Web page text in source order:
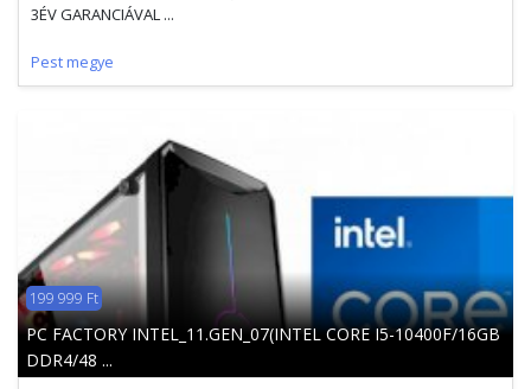
3ÉV GARANCIÁVAL ...
Pest megye
199 999 Ft
PC FACTORY INTEL_11.GEN_07(INTEL CORE I5-10400F/16GB
DDR4/48 ...